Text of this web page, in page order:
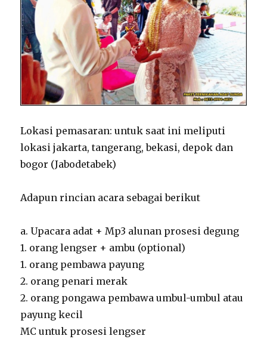
Lokasi pemasaran: untuk saat ini meliputi
lokasi jakarta, tangerang, bekasi, depok dan
bogor (Jabodetabek)
Adapun rincian acara sebagai berikut
a. Upacara adat + Mp3 alunan prosesi degung
1. orang lengser + ambu (optional)
1. orang pembawa payung
2. orang penari merak
2. orang pongawa pembawa umbul-umbul atau
payung kecil
MC untuk prosesi lengser